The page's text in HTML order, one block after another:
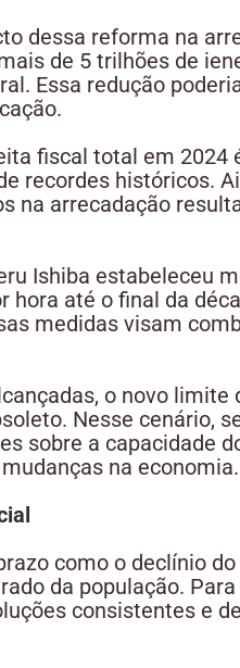
dessa reforma na
de 5 trilhões de
Essa redução
fiscal total em 2024
recordes históricos.
na arrecadação
Ishiba estabeleceu
hora até o final da
medidas visam
o novo limite
Nesse cenário,
sobre a capacidade
na economia.
como o declínio
da população.
consistentes e